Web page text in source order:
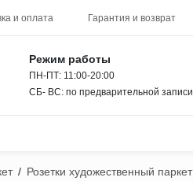
и оплата Гарантия и возврат
Режим работы
ПН-ПТ: 11:00-20:00
СБ- ВС: по предварительной записи
/ Розетки художественный паркет